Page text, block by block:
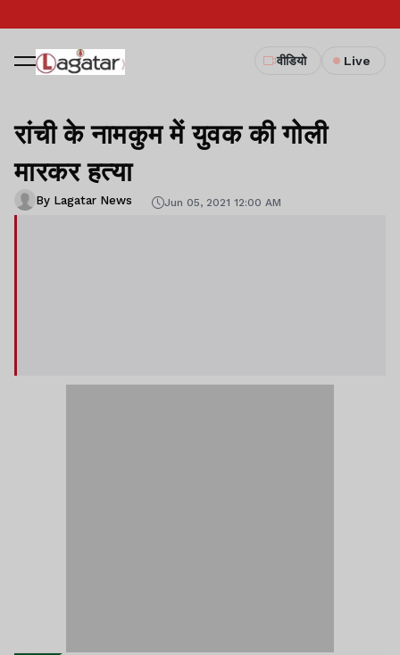
वीडियो Live
रांची के नामकुम में युवक की गोली
मारकर हत्या
By Lagatar News Jun 05, 2021 12:00 AM